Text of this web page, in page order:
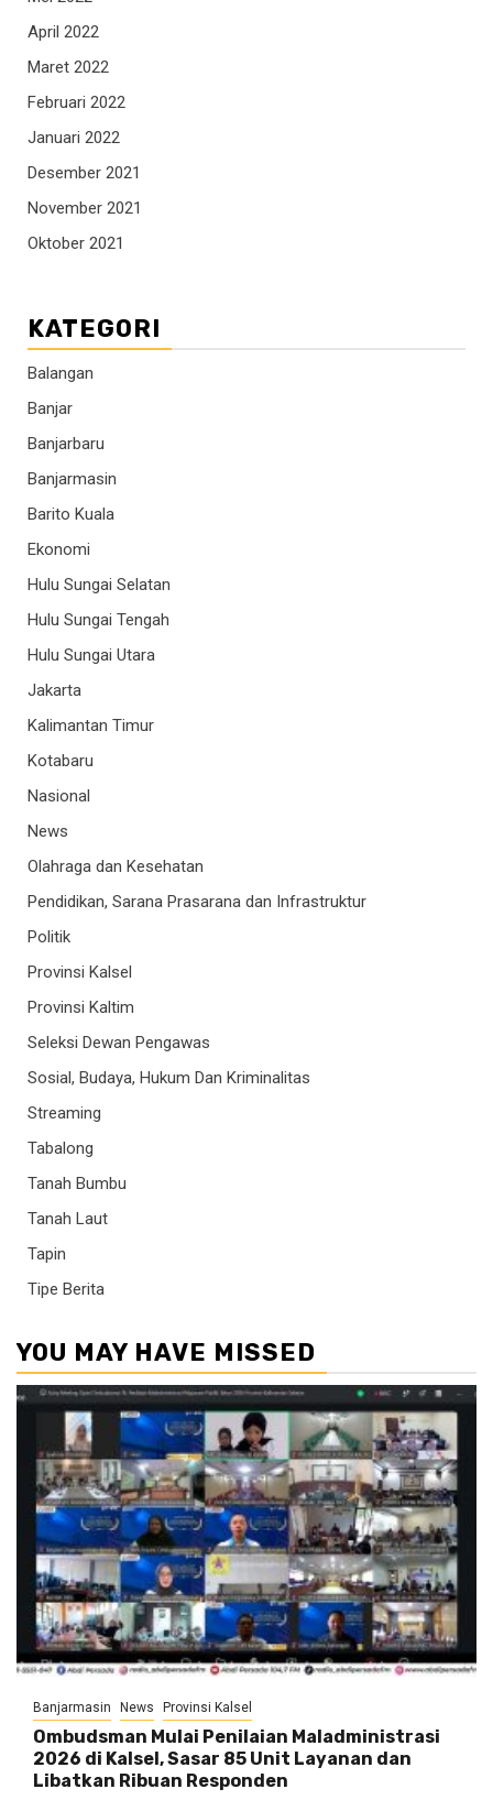
April 2022
Maret 2022
Februari 2022
Januari 2022
Desember 2021
November 2021
Oktober 2021
KATEGORI
Balangan
Banjar
Banjarbaru
Banjarmasin
Barito Kuala
Ekonomi
Hulu Sungai Selatan
Hulu Sungai Tengah
Hulu Sungai Utara
Jakarta
Kalimantan Timur
Kotabaru
Nasional
News
Olahraga dan Kesehatan
Pendidikan, Sarana Prasarana dan Infrastruktur
Politik
Provinsi Kalsel
Provinsi Kaltim
Seleksi Dewan Pengawas
Sosial, Budaya, Hukum Dan Kriminalitas
Streaming
Tabalong
Tanah Bumbu
Tanah Laut
Tapin
Tipe Berita
YOU MAY HAVE MISSED
Banjarmasin News Provinsi Kalsel
Ombudsman Mulai Penilaian Maladministrasi
2026 di Kalsel, Sasar 85 Unit Layanan dan
Libatkan Ribuan Responden